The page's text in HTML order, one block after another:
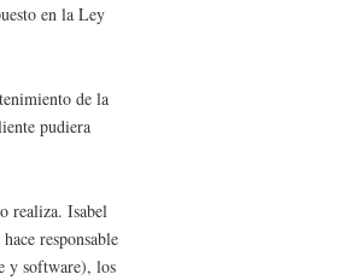
en la Ley
de la
pudiera
realiza. Isabel
responsable
y software), los